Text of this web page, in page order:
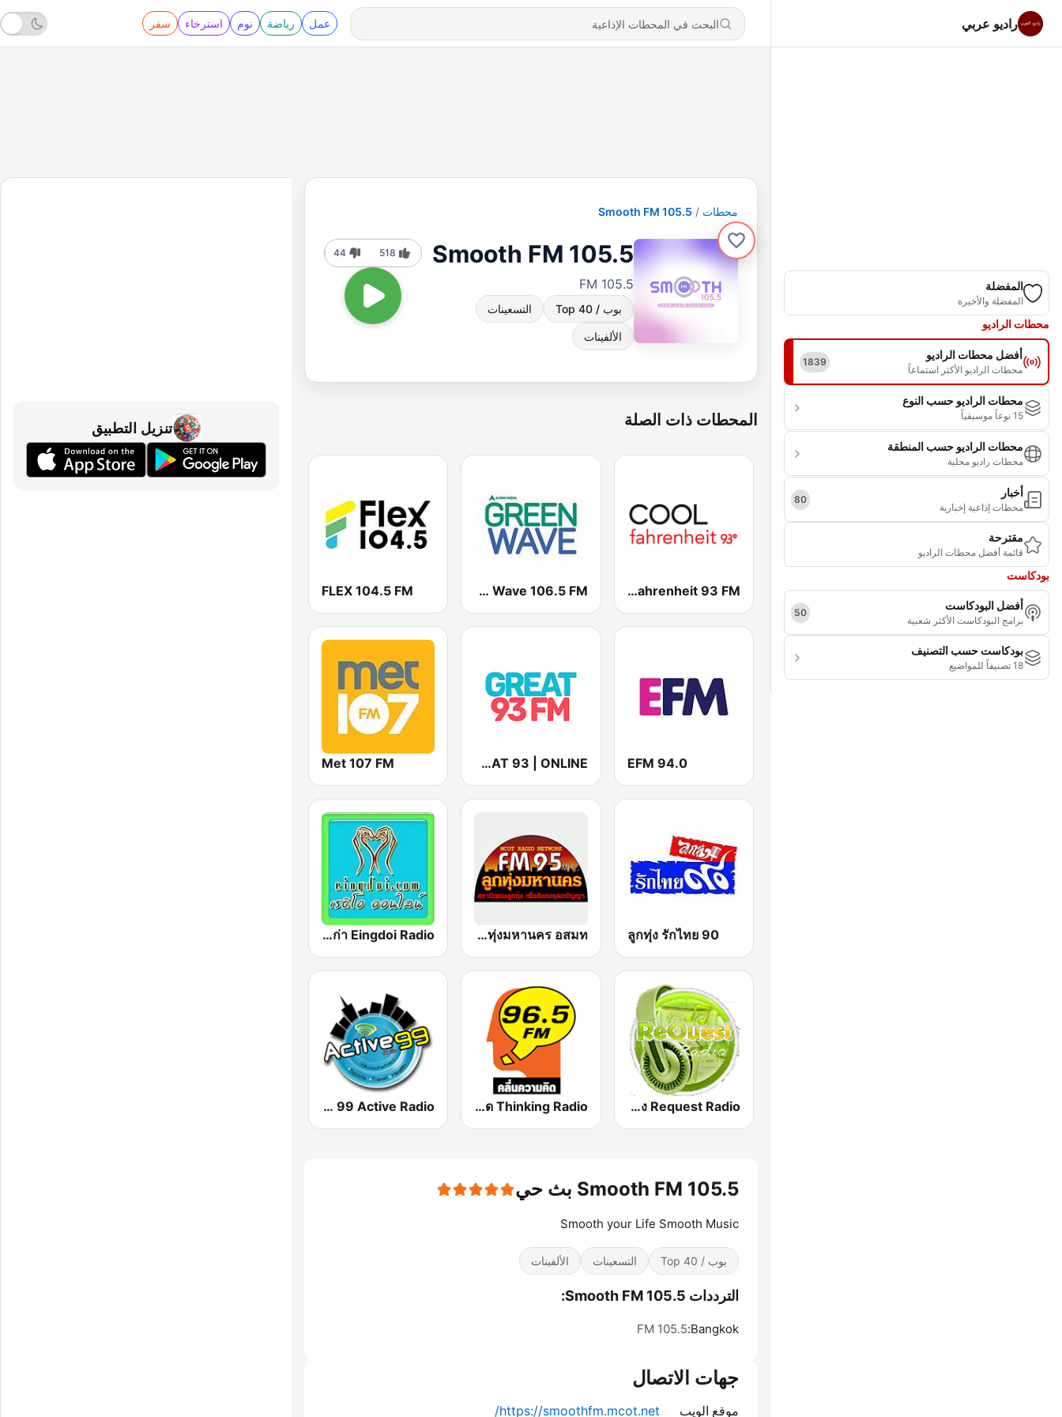
راديو عربي عمل رياضة نوم استرخاء سفر
المفضلة
المفضلة والأخيرة
محطات الراديو
أفضل محطات الراديو
محطات الراديو الأكثر استماعاً
1839
محطات الراديو حسب النوع
15 نوعاً موسيقياً
محطات الراديو حسب المنطقة
محطات راديو محلية
أخبار
محطات إذاعية إخبارية
80
مقترحة
قائمة أفضل محطات الراديو
بودكاست
أفضل البودكاست
برامج البودكاست الأكثر شعبية
50
بودكاست حسب التصنيف
18 تصنيفاً للمواضيع
محطات Smooth FM 105.5
Smooth FM 105.5
105.5 FM
بوب / Top 40 التسعينات
الألفينات
518
44
المحطات ذات الصلة
COOL Fahrenheit 93 FM
Green Wave 106.5 FM
FLEX 104.5 FM
EFM 94.0
GREAT 93 | ONLINE
Met 107 FM
90 ลูกทุ่ง รักไทย
FM 95 ลูกทุ่งมหานคร อสมท
เพลงสตริงเก่า Eingdoi Radio
สถานีเพลงสตริง Request Radio
FM 96.5 คลื่นความคิด Thinking Radio
FM 99 Active Radio
Smooth FM 105.5 بث حي
Smooth your Life Smooth Music
بوب / Top 40 التسعينات الألفينات
الترددات Smooth FM 105.5:
Bangkok:
105.5 FM
جهات الاتصال
موقع الويب https://smoothfm.mcot.net/
تنزيل التطبيق